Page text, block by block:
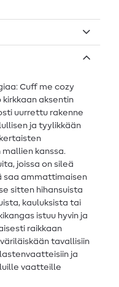
Cuff me cozy
kirkkaan aksentin
uurrettu rakenne
ja tyylikkään
kanssa.
joissa on sileä
saa ammattimaisen
sitten hihansuista
kauluksista tai
istuu hyvin ja
raikkaan
tavallisiin
ja
vaatteille